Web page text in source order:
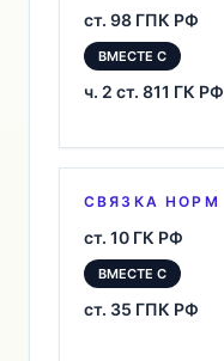
ст. 98 ГПК РФ
ВМЕСТЕ С
ч. 2 ст. 811 ГК РФ
СВЯЗКА НОРМ
ст. 10 ГК РФ
ВМЕСТЕ С
ст. 35 ГПК РФ